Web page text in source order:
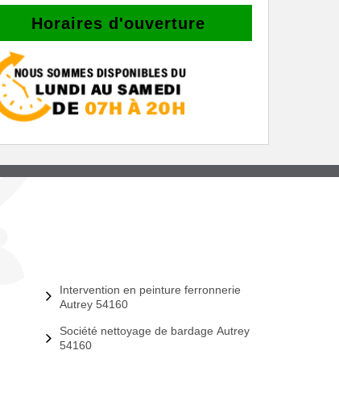
Horaires d'ouverture
Intervention en peinture ferronnerie
Autrey 54160
Société nettoyage de bardage Autrey
54160